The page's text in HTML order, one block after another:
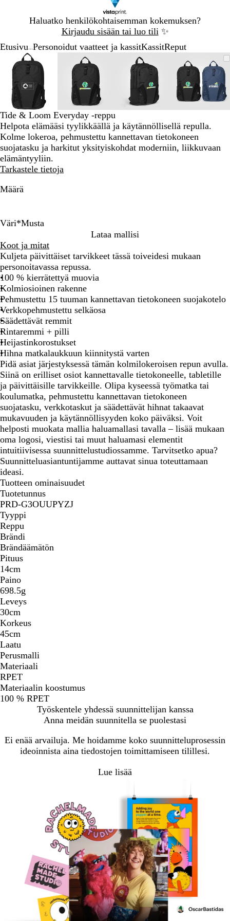
Haluatko henkilökohtaisemman kokemuksen?
Kirjaudu sisään tai luo tili ✨
1
Etusivu Personoidut vaatteet ja kassitKassitReput
Zoomattava
kuva
Lähennetty
minimi
Laajenna
klikkaamalla
Voit
lähentää
loitontaa
kuvaa
plus-
miinus-
näppäimillä
ja
panoroida
nuolinäppäinten
Zoomattava
kuva
Lähennetty
minimi
Laajenna
klikkaamalla
Voit
lähentää
loitontaa
kuvaa
plus-
ja
miinus-
näppäimillä
Zoomattava
kuva
Lähennetty
minimi
klikkaamalla
Voit
lähentää
loitontaa
kuvaa
plus-
miinus-
näppäimillä
kuva
minimi
ja
kuvaa
plus-
ja
Tide & Loom Everyday -reppu
Helpota elämääsi tyylikkäällä ja käytännöllisellä repulla.
Kolme lokeroa, pehmustettu kannettavan tietokoneen
suojatasku ja harkitut yksityiskohdat moderniin, liikkuvaan
elämäntyyliin.
Tarkastele tietoja
Määrä
Väri*Musta
u
s
t
a
u
m
m
a
n
s
i
n
i
n
e
n
Lataa mallisi
Koot ja mitat
Kuljeta päivittäiset tarvikkeet tässä toiveidesi mukaan
personoitavassa repussa.
100 % kierrätettyä muovia
Kolmiosioinen rakenne
Pehmustettu 15 tuuman kannettavan tietokoneen suojakotelo
Verkkopehmustettu selkäosa
Säädettävät remmit
Rintaremmi + pilli
Heijastinkorostukset
Hihna matkalaukkuun kiinnitystä varten
Pidä asiat järjestyksessä tämän kolmilokeroisen repun avulla.
Siinä on erilliset osiot kannettavalle tietokoneelle, tabletille
ja päivittäisille tarvikkeille. Olipa kyseessä työmatka tai
koulumatka, pehmustettu kannettavan tietokoneen
suojatasku, verkkotaskut ja säädettävät hihnat takaavat
mukavuuden ja käytännöllisyyden koko päiväksi. Voit
helposti muokata mallia haluamallasi tavalla – lisää mukaan
oma logosi, viestisi tai muut haluamasi elementit
intuitiivisessa suunnittelustudiossamme. Tarvitsetko apua?
Suunnitteluasiantuntijamme auttavat sinua toteuttamaan
ideasi.
Tuotteen ominaisuudet
Tuotetunnus
PRD-G3OUUPYZJ
Tyyppi
Reppu
Brändi
Brändäämätön
Pituus
14cm
Paino
698.5g
Leveys
30cm
Korkeus
45cm
Laatu
Perusmalli
Materiaali
RPET
Materiaalin koostumus
100 % RPET
Työskentele yhdessä suunnittelijan kanssa
Anna meidän suunnitella se puolestasi
Ei enää arvailuja. Me hoidamme koko suunnitteluprosessin
ideoinnista aina tiedostojen toimittamiseen tilillesi.
Lue lisää